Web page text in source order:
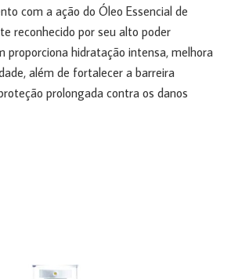
com a ação do Óleo Essencial de
reconhecido por seu alto poder
proporciona hidratação intensa, melhora
além de fortalecer a barreira
prolongada contra os danos